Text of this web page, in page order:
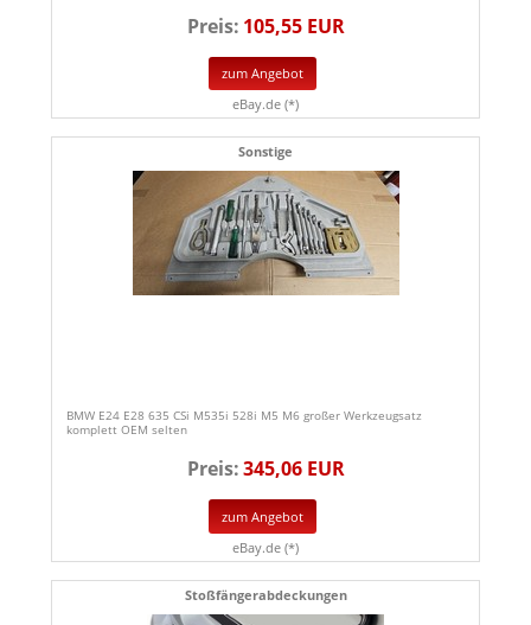
Preis: 105,55 EUR
zum Angebot
eBay.de (*)
Sonstige
BMW E24 E28 635 CSi M535i 528i M5 M6 großer Werkzeugsatz
komplett OEM selten
Preis:345,06 EUR
zum Angebot
eBay.de (*)
Stoßfängerabdeckungen